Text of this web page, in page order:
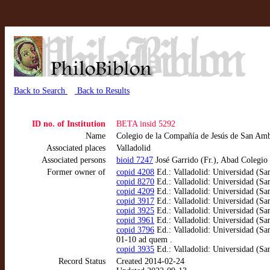
Back to Search Back to Results
ID no. of Institution
BETA insid 5292
Name
Colegio de la Compañía de Jesús de San
Associated places
Valladolid
Associated persons
bioid 7247 José Garrido (Fr.), Abad Colegio
Former owner of
copid 4208 Ed.: Valladolid: Universidad
copid 8270 Ed.: Valladolid: Universidad
copid 4209 Ed.: Valladolid: Universidad
copid 3917 Ed.: Valladolid: Universidad
copid 3925 Ed.: Valladolid: Universidad
copid 3961 Ed.: Valladolid: Universidad
copid 3796 Ed.: Valladolid: Universidad
01-10 ad quem .
copid 3935 Ed.: Valladolid: Universidad
Record Status
Created 2014-02-24